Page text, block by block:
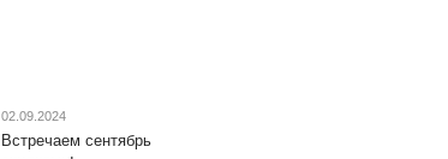
02.09.2024
Встречаем сентябрь